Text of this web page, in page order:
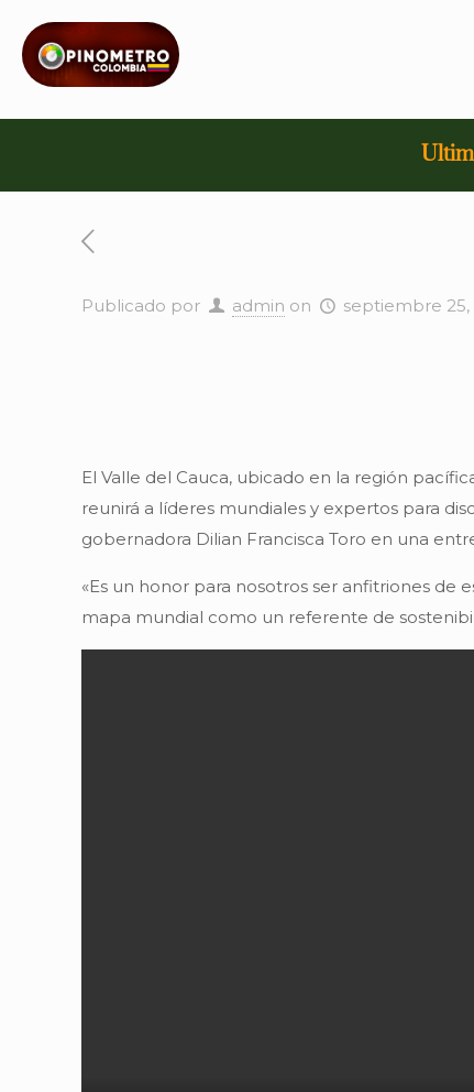
Publicado por admin on septiembre 25,
El Valle del Cauca, ubicado en la región
reunirá a líderes mundiales y expertos para
gobernadora Dilian Francisca Toro en una
«Es un honor para nosotros ser anfitriones de
mapa mundial como un referente de